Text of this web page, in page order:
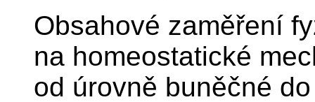
Obsahové zaměření
na homeostatické
od úrovně buněčné